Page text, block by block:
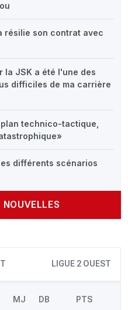
résilie son contrat avec
la JSK a été l'une des
difficiles de ma carrière
technico-tactique,
différents scénarios
LIGUE 2 OUEST
MJ DB PTS